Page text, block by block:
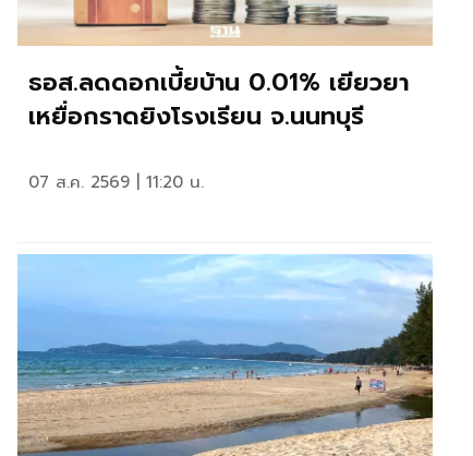
ธอส.ลดดอกเบี้ยบ้าน 0.01% เยียวยา
เหยื่อกราดยิงโรงเรียน จ.นนทบุรี
07 ส.ค. 2569 | 11:20 น.